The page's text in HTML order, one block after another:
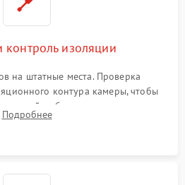
контроль изоляции
на штатные места. Проверка
контура камеры, чтобы
мебели и потерю тепла.
и сборка корпуса шкафа.
Подробнее